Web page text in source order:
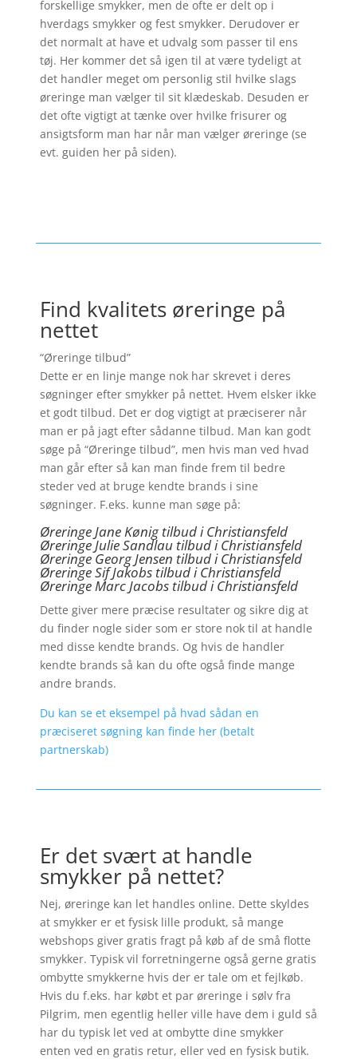
forskellige smykker, men de ofte er delt op i
hverdags smykker og fest smykker. Derudover er
det normalt at have et udvalg som passer til ens
tøj. Her kommer det så igen til at være tydeligt at
det handler meget om personlig stil hvilke slags
øreringe man vælger til sit klædeskab. Desuden er
det ofte vigtigt at tænke over hvilke frisurer og
ansigtsform man har når man vælger øreringe (se
evt. guiden her på siden).
Find kvalitets øreringe på
nettet
“Øreringe tilbud”
Dette er en linje mange nok har skrevet i deres
søgninger efter smykker på nettet. Hvem elsker ikke
et godt tilbud. Det er dog vigtigt at præciserer når
man er på jagt efter sådanne tilbud. Man kan godt
søge på “Øreringe tilbud”, men hvis man ved hvad
man går efter så kan man finde frem til bedre
steder ved at bruge kendte brands i sine
søgninger. F.eks. kunne man søge på:
Øreringe Jane Kønig tilbud i Christiansfeld
Øreringe Julie Sandlau tilbud i Christiansfeld
Øreringe Georg Jensen tilbud i Christiansfeld
ØreringeSif Jakobs tilbud i Christiansfeld
Øreringe Marc Jacobs tilbud i Christiansfeld
Dette giver mere præcise resultater og sikre dig at
du finder nogle sider som er store nok til at handle
med disse kendte brands. Og hvis de handler
kendte brands så kan du ofte også finde mange
andre brands.
Du kan se et eksempel på hvad sådan en
præciseret søgning kan finde her (betalt
partnerskab)
Er det svært at handle
smykker på nettet?
Nej, øreringe kan let handles online. Dette skyldes
at smykker er et fysisk lille produkt, så mange
webshops giver gratis fragt på køb af de små flotte
smykker. Typisk vil forretningerne også gerne gratis
ombytte smykkerne hvis der er tale om et fejlkøb.
Hvis du f.eks. har købt et par øreringe i sølv fra
Pilgrim, men egentlig heller ville have dem i guld så
har du typisk let ved at ombytte dine smykker
enten ved en gratis retur, eller ved en fysisk butik.